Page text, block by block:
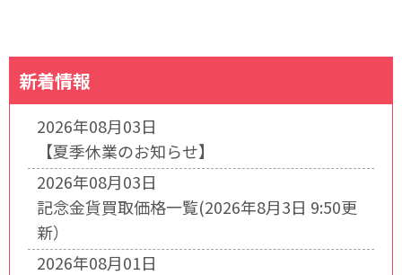
新着情報
2026年08月03日
【夏季休業のお知らせ】
2026年08月03日
記念金貨買取価格一覧(2026年8月3日 9:50更
新）
2026年08月01日